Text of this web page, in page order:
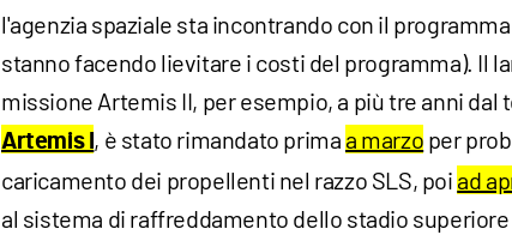
l'agenzia spaziale sta incontrando con il
stanno facendo lievitare i costi del programma). Il
missione Artemis II, per esempio, a più tre anni dal
Artemis I , è stato rimandato prima a marzo per
caricamento dei propellenti nel razzo SLS, poi ad
al sistema di raffreddamento dello stadio superiore